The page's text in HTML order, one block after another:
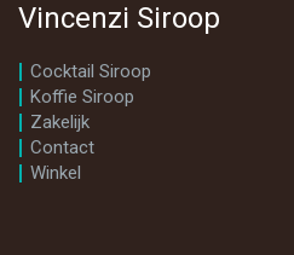
Vincenzi Siroop
Cocktail Siroop
Koffie Siroop
Zakelijk
Contact
Winkel